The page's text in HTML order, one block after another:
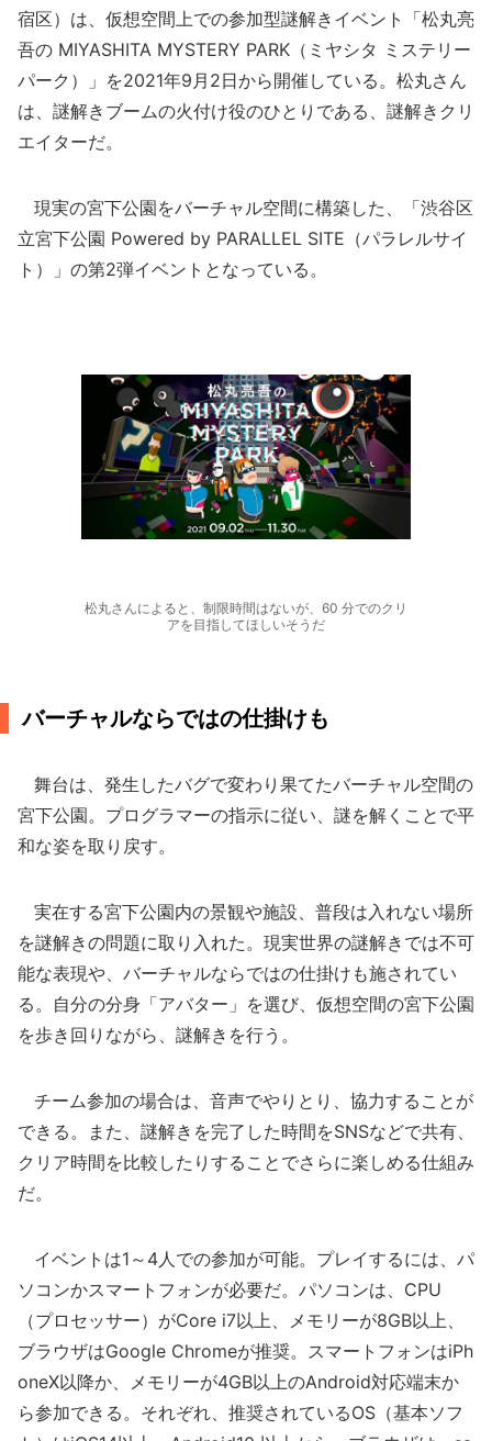
宿区）は、仮想空間上での参加型謎解きイベント「松丸亮
吾の MIYASHITA MYSTERY PARK（ミヤシタ ミステリー
パーク）」を2021年9月2日から開催している。松丸さん
は、謎解きブームの火付け役のひとりである、謎解きクリ
エイターだ。
現実の宮下公園をバーチャル空間に構築した、「渋谷区
立宮下公園 Powered by PARALLEL SITE（パラレルサイ
ト）」の第2弾イベントとなっている。
松丸さんによると、制限時間はないが、60 分でのクリ
アを目指してほしいそうだ
バーチャルならではの仕掛けも
舞台は、発生したバグで変わり果てたバーチャル空間の
宮下公園。プログラマーの指示に従い、謎を解くことで平
和な姿を取り戻す。
実在する宮下公園内の景観や施設、普段は入れない場所
を謎解きの問題に取り入れた。現実世界の謎解きでは不可
能な表現や、バーチャルならではの仕掛けも施されてい
る。自分の分身「アバター」を選び、仮想空間の宮下公園
を歩き回りながら、謎解きを行う。
チーム参加の場合は、音声でやりとり、協力することが
できる。また、謎解きを完了した時間をSNSなどで共有、
クリア時間を比較したりすることでさらに楽しめる仕組み
だ。
イベントは1～4人での参加が可能。プレイするには、パ
ソコンかスマートフォンが必要だ。パソコンは、CPU
（プロセッサー）がCore i7以上、メモリーが8GB以上、
ブラウザはGoogle Chromeが推奨。スマートフォンはiPh
oneX以降か、メモリーが4GB以上のAndroid対応端末か
ら参加できる。それぞれ、推奨されているOS（基本ソフ